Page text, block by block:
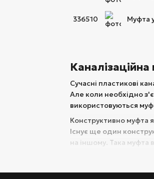
Сучасні пластикові
Але коли необхідно
використовуються
Конструктивно муфта
Існує ще один
на іншому. Така муфта
Для внутрішньої
336510 Муфта